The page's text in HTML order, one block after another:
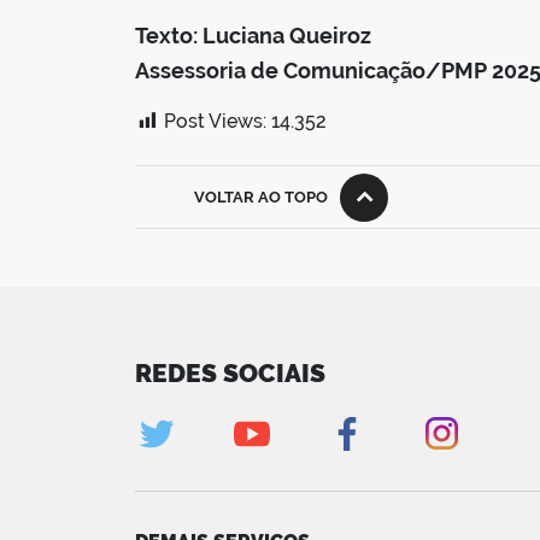
Texto: Luciana Queiroz
Assessoria de Comunicação/PMP 2025
Post Views: 14.352
VOLTAR AO TOPO
REDES SOCIAIS